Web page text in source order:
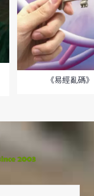
《易經亂碼》